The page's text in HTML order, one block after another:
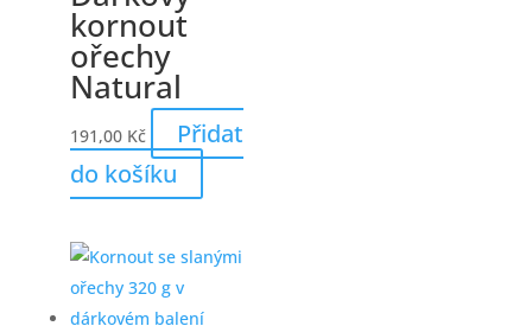
kornout
ořechy
Natural
191,00 Kč
Přidat
do košíku